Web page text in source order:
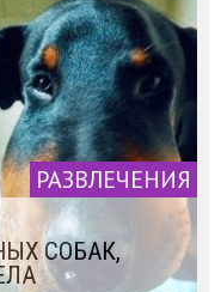
РАЗВЛЕЧЕНИЯ
СОБАК,